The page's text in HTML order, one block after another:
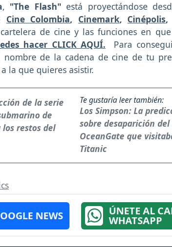
, "The Flash" está proyectándose
Cine Colombia, Cinemark, Cinépolis
de cine y las funciones en
hacer CLICK AQUÍ.
Para
nombre de la cadena de cine de tu
la que quieres asistir.
Te gustaría leer también:
Los Simpson: La
sobre desaparición
OceanGate que
Titanic
NEWS ÚNETE AL
WHATSAPP